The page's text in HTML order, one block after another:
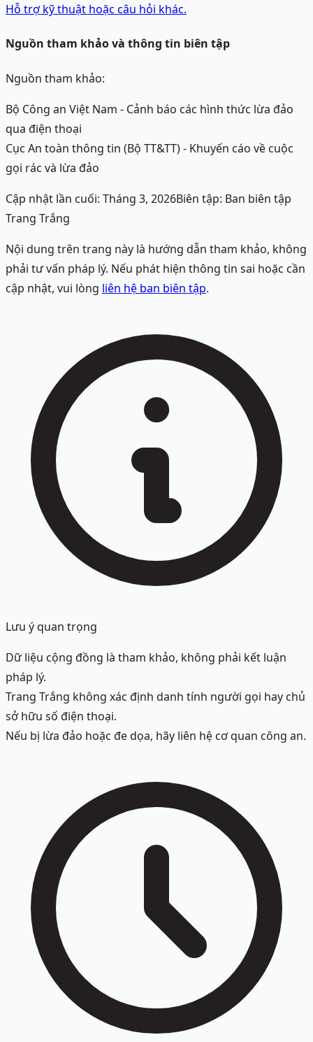
Hỗ trợ kỹ thuật hoặc câu hỏi khác.
Nguồn tham khảo và thông tin biên tập
Nguồn tham khảo:
Bộ Công an Việt Nam - Cảnh báo các hình thức lừa đảo
qua điện thoại
Cục An toàn thông tin (Bộ TT&TT) - Khuyến cáo về cuộc
gọi rác và lừa đảo
Cập nhật lần cuối: Tháng 3, 2026Biên tập: Ban biên tập
Trang Trắng
Nội dung trên trang này là hướng dẫn tham khảo, không
phải tư vấn pháp lý. Nếu phát hiện thông tin sai hoặc cần
cập nhật, vui lòng liên hệ ban biên tập.
Lưu ý quan trọng
Dữ liệu cộng đồng là tham khảo, không phải kết luận
pháp lý.
Trang Trắng không xác định danh tính người gọi hay chủ
sở hữu số điện thoại.
Nếu bị lừa đảo hoặc đe dọa, hãy liên hệ cơ quan công an.